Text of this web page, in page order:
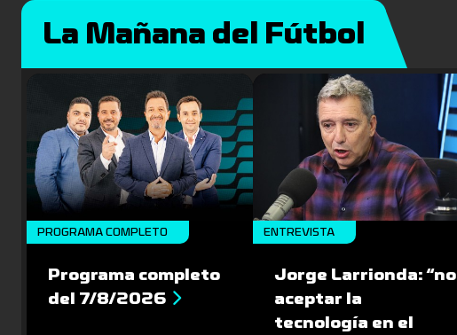
La Mañana del Fútbol
PROGRAMA COMPLETO
Programa completo
del 7/8/2026
ENTREVISTA
Jorge Larrionda: “no
aceptar la
tecnología en el